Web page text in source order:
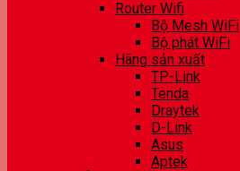
Router Wifi
Bộ Mesh WiFi
Bộ phát WiFi
Hãng sản xuất
TP-Link
Tenda
Draytek
D-Link
Asus
Aptek